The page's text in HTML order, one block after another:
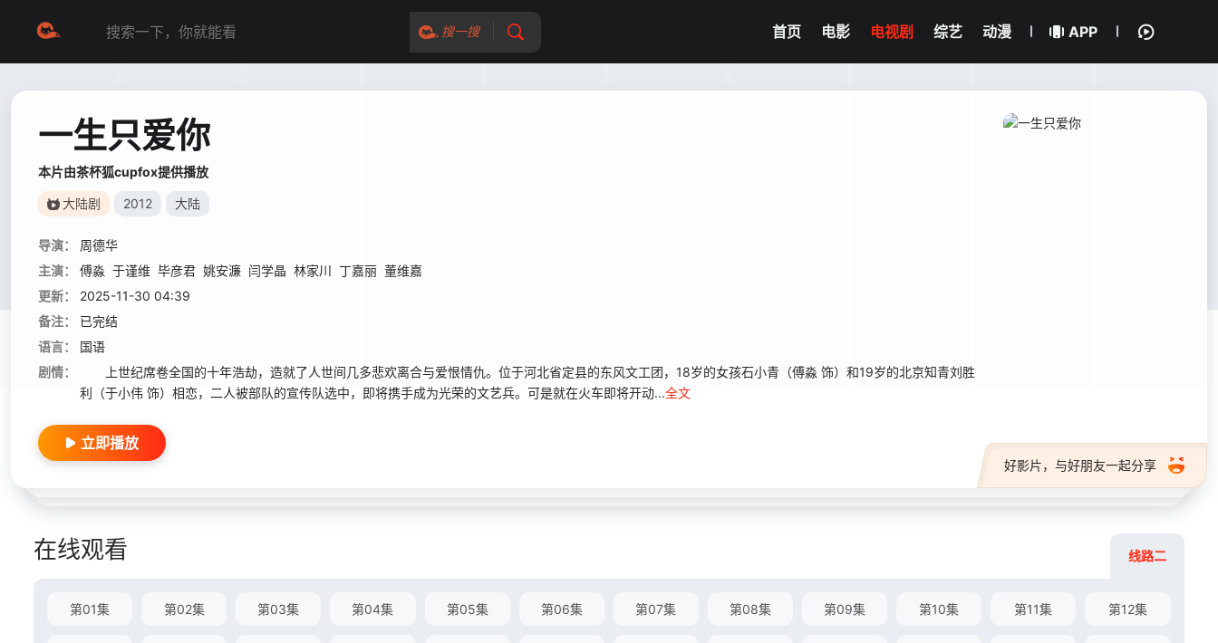
搜一搜 首页 电影 电视剧 综艺 动漫 APP
一生只爱你
本片由茶杯狐cupfox提供播放
大陆剧 2012 大陆
导演：
周德华
主演：
傅淼 于谨维 毕彦君 姚安濂 闫学晶 林家川 丁嘉丽 董维嘉
更新：
2025-11-30 04:39
备注：
已完结
语言：
国语
剧情：
上世纪席卷全国的十年浩劫，造就了人世间几多悲欢离合与爱恨情仇。位于河北省定县的东风文工团，18岁的女孩石小青（傅淼 饰）和19岁的北京知青刘胜
利（于小伟 饰）相恋，二人被部队的宣传队选中，即将携手成为光荣的文艺兵。可是就在火车即将开动...全文
好影片，与好朋友一起分享
立即播放
在线观看 线路二
第01集 第02集 第03集 第04集 第05集 第06集 第07集 第08集 第09集 第10集 第11集 第12集